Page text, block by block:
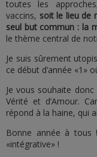
toutes les
vaccins, soit le lieu de
seul but commun : la
le thème central de
Je suis sûrement
ce début d’année «1»
Je vous souhaite
Vérité et d’Amour.
répond à la haine, qui
Bonne année à tous
«intégrative» !